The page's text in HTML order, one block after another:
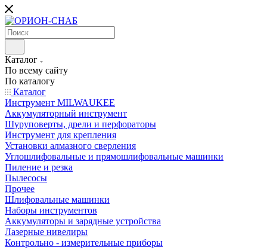
Каталог
По всему сайту
По каталогу
Каталог
Инструмент MILWAUKEE
Аккумуляторный инструмент
Шуруповерты, дрели и перфораторы
Инструмент для крепления
Установки алмазного сверления
Углошлифовальные и прямошлифовальные машинки
Пиление и резка
Пылесосы
Прочее
Шлифовальные машинки
Наборы инструментов
Аккумуляторы и зарядные устройства
Лазерные нивелиры
Контрольно - измерительные приборы